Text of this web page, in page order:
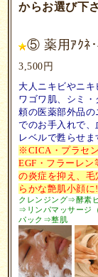
からお選び下
⑤ 薬用ｱｸﾈ･
3,500円
大人ニキビやニ
ワゴワ肌、シミ
頼の医薬部外品
でのお手入れで、
レベルで甦らせま
※CICA・プラセ
EGF・フラーレン
の炎症を抑え、
らかな艶肌小顔に!
クレンジング⇒酵素
⇒ リンパマッサージ
パック⇒整肌